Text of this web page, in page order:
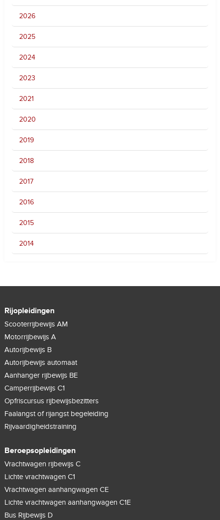
2026
2025
2024
2023
2021
2020
2019
2018
2017
2016
2015
2014
Rijopleidingen
Scooterrijbewijs AM
Motorrijbewijs A
Autorijbewijs B
Autorijbewijs automaat
Aanhanger rijbewijs BE
Camperrijbewijs C1
Opfriscursus rijbewijsbezitters
Faalangst of rijangst begeleiding
Rijvaardigheidstraining
Beroepsopleidingen
Vrachtwagen rijbewijs C
Lichte vrachtwagen C1
Vrachtwagen aanhangwagen CE
Lichte vrachtwagen aanhangwagen C1E
Bus Rijbewijs D